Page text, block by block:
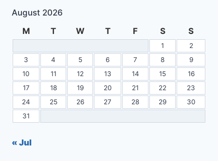
August 2026
M
T W T F S S
1
2
3
4 5 6 7 8
9
10
11 12 13 14 15
16
17
18 19 20 21 22
23
24
25 26 27 28 29
30
31
« Jul